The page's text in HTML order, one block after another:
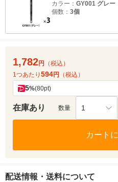
カラー： GY001 グレー
個数： 3個
1,782円
（税込）
1つあたり 594円 （税込）
5%(80pt)
在庫あり 数量 1
カート
配送情報・送料について